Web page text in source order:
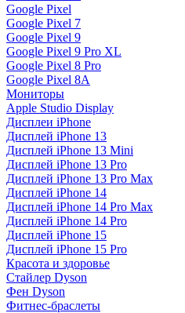
Google Pixel
Google Pixel 7
Google Pixel 9
Google Pixel 9 Pro XL
Google Pixel 8 Pro
Google Pixel 8A
Мониторы
Apple Studio Display
Дисплеи iPhone
Дисплей iPhone 13
Дисплей iPhone 13 Mini
Дисплей iPhone 13 Pro
Дисплей iPhone 13 Pro Max
Дисплей iPhone 14
Дисплей iPhone 14 Pro Max
Дисплей iPhone 14 Pro
Дисплей iPhone 15
Дисплей iPhone 15 Pro
Красота и здоровье
Стайлер Dyson
Фен Dyson
Фитнес-браслеты